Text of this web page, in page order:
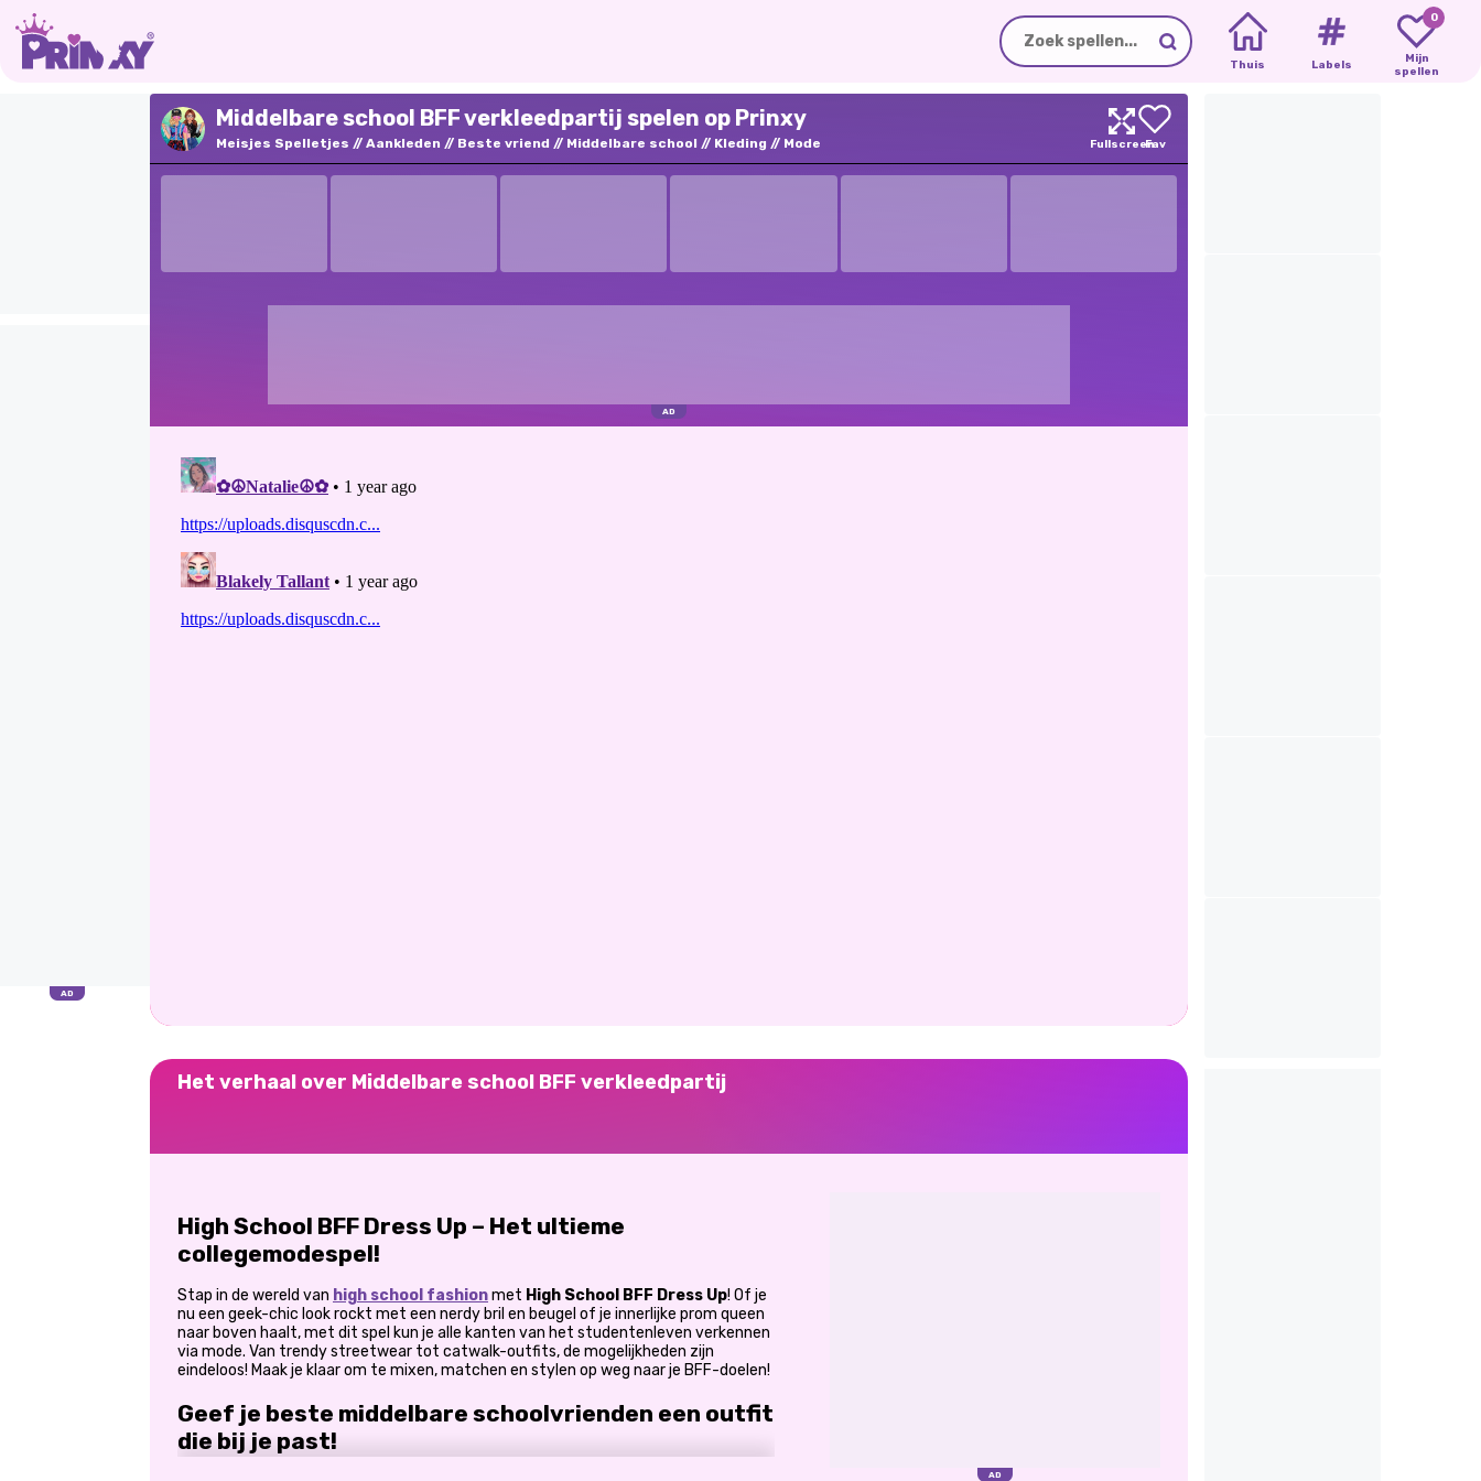
Thuis Labels
0
Mijn
spellen
Middelbare school BFF verkleedpartij spelen op Prinxy
Meisjes Spelletjes Aankleden Beste vriend Middelbare school Kleding Mode
Het verhaal over Middelbare school BFF verkleedpartij
High School BFF Dress Up – Het ultieme
collegemodespel!
Stap in de wereld van high school fashionmet High School BFF Dress Up! Of je
nu een geek-chic look rockt met een nerdy bril en beugel of je innerlijke prom queen
naar boven haalt, met dit spel kun je alle kanten van het studentenleven verkennen
via mode. Van trendy streetwear tot catwalk-outfits, de mogelijkheden zijn
eindeloos! Maak je klaar om te mixen, matchen en stylen op weg naar je BFF-doelen!
Geef je beste middelbare schoolvrienden een outfit
die bij je past!